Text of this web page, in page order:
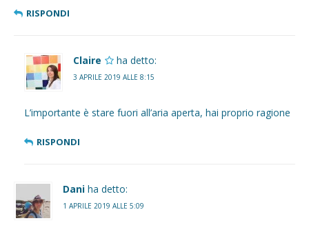
RISPONDI
Claire ha detto:
3 APRILE 2019 ALLE 8:15
L’importante è stare fuori all’aria aperta, hai proprio ragione
RISPONDI
Dani ha detto:
1 APRILE 2019 ALLE 5:09